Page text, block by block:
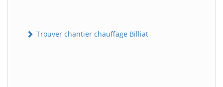
Trouver chantier chauffage Billiat